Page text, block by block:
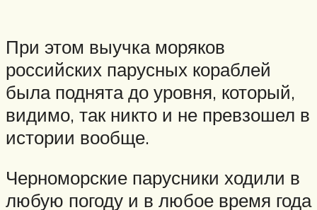
При этом выучка моряков
российских парусных кораблей
была поднята до уровня, который,
видимо, так никто и не превзошел в
истории вообще.
Черноморские парусники ходили в
любую погоду и в любое время года